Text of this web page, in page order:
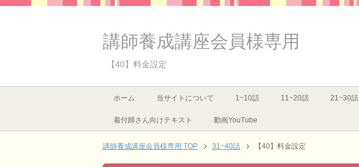
講師養成講座会員様専用
【40】料金設定
ホーム 当サイトについて 1~10話 11~20話 21~30話
着付師さん向けテキスト 動画YouTube
講師養成講座会員様専用 TOP 31~40話 【40】料金設定